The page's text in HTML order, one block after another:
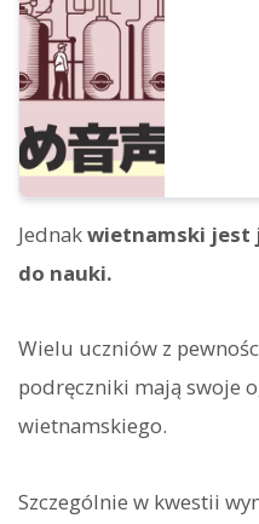
Jednakwietnamski jest
do nauki.
Wielu uczniów z
podręczniki mają swoje
wietnamskiego.
Szczególnie w kwestii